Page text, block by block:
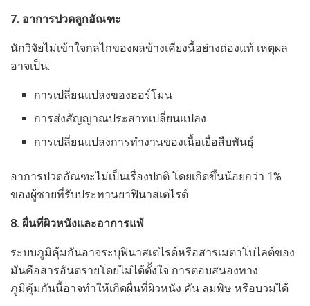
7. อาการปวดลูกอัณฑะ
นักวิจัยไม่เข้าใจกลไกของผลข้างเคียงนี้อย่างถ่องแท้ เหตุผล
อาจเป็น:
การเปลี่ยนแปลงของฮอร์โมน
การส่งสัญญาณประสาทเปลี่ยนแปลง
การเปลี่ยนแปลงการทำงานของเนื้อเยื่อสืบพันธุ์
อาการปวดอัณฑะไม่เป็นเรื่องปกติ โดยเกิดขึ้นน้อยกว่า 1%
ของผู้ชายที่รับประทานยาฟินาสเตไรด์
8. ผื่นที่ผิวหนังและอาการแพ้
ระบบภูมิคุ้มกันอาจระบุฟินาสเตไรด์หรือสารเมตาโบไลต์ของ
มันคือสารอันตรายโดยไม่ได้ตั้งใจ การตอบสนองทาง
ภูมิคุ้มกันนี้อาจทำให้เกิดผื่นที่ผิวหนัง คัน ลมพิษ หรือบวมได้